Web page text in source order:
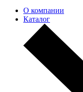
О компании
Каталог